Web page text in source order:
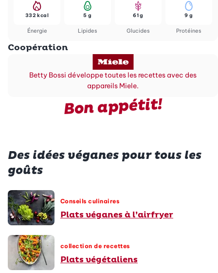
Énergie
332 kcal
Lipides
5 g
Glucides
61 g
Protéines
9 g
Coopération
Betty Bossi développe toutes les recettes avec des
appareils Miele.
Bon appétit!
Des idées véganes pour tous les
goûts
Conseils culinaires
Plats véganes à l’airfryer
collection de recettes
Plats végétaliens